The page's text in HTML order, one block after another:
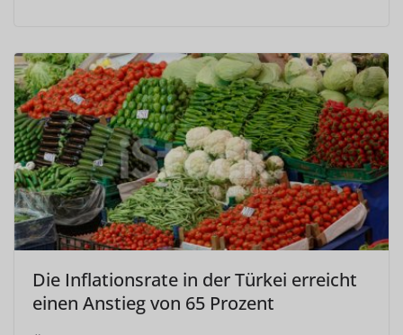
Die Inflationsrate in der Türkei erreicht
einen Anstieg von 65 Prozent